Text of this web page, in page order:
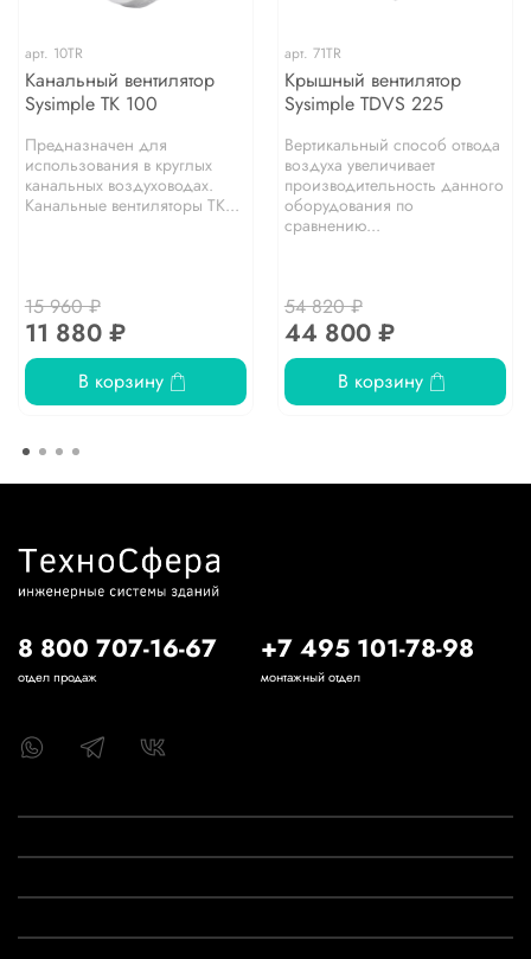
арт. 10TR
Канальный вентилятор
Sysimple TK 100
Предназначен для
использования в круглых
канальных воздуховодах.
Канальные вентиляторы TK...
15 960 ₽
11 880 ₽
В корзину
арт. 71TR
Крышный вентилятор
Sysimple TDVS 225
Вертикальный способ отвода
воздуха увеличивает
производительность данного
оборудования по
сравнению...
54 820 ₽
44 800 ₽
В корзину
8 800 707-16-67
отдел продаж
+7 495 101-78-98
монтажный отдел